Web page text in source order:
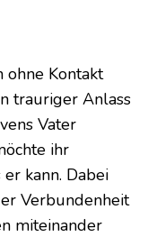
ohne Kontakt
trauriger Anlass
Vater
ihr
kann. Dabei
Verbundenheit
miteinander